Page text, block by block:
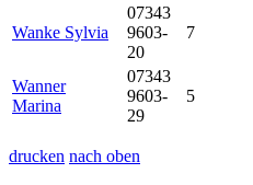
Wanke Sylvia
07343
9603-
20
7
Wanner
Marina
07343
9603-
29
5
drucken nach oben